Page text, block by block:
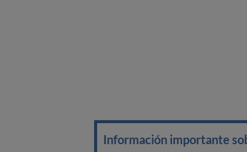
Información importante